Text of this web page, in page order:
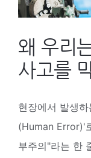
왜 우리
사고를
현장에서 발생
(Human Error)'
부주의"라는 한